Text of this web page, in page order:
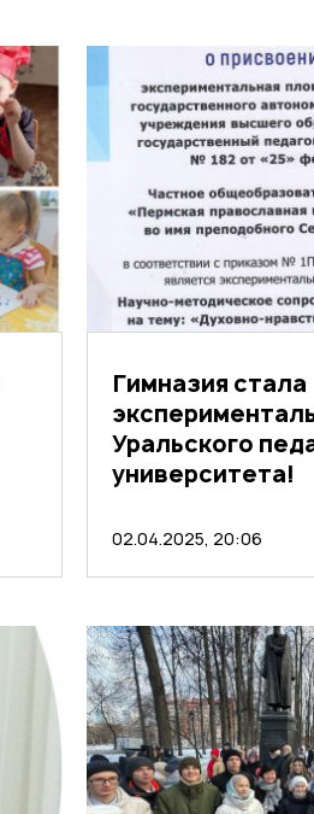
Гимназия стала
Уральского
университета!
02.04.2025, 20:06